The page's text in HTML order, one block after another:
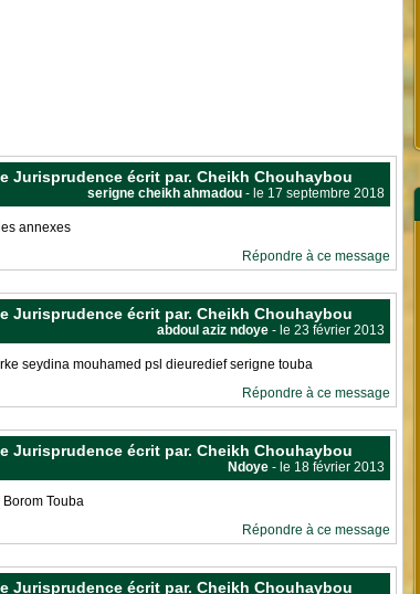
Jurisprudence écrit par. Cheikh Chouhaybou
serigne cheikh ahmadou - le 17 septembre 2018
annexes
Répondre à ce message
Jurisprudence écrit par. Cheikh Chouhaybou
abdoul aziz ndoye- le 23 février 2013
seydina mouhamed psl dieuredief serigne touba
Répondre à ce message
Jurisprudence écrit par. Cheikh Chouhaybou
Ndoye- le 18 février 2013
Touba
Répondre à ce message
Jurisprudence écrit par. Cheikh Chouhaybou